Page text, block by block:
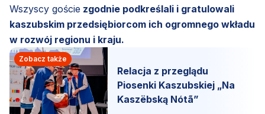
Wszyscy goście zgodnie podkreślali i gratulowali
kaszubskim przedsiębiorcom ich ogromnego wkładu
w rozwój regionu i kraju.
Zobacz także
Relacja z przeglądu
Piosenki Kaszubskiej „Na
Kaszëbską Nótã”